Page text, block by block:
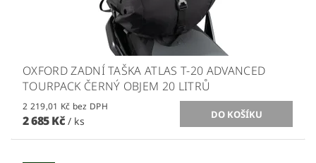
OXFORD ZADNÍ TAŠKA ATLAS T-20 ADVANCED
TOURPACK ČERNÝ OBJEM 20 LITRŮ
2 219,01 Kč bez DPH
2 685 Kč / ks